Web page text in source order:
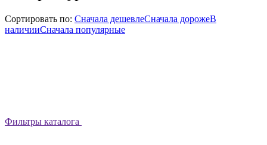
Сортировать по: Сначала дешевлеСначала дорожеВ
наличииСначала популярные
Фильтры каталога